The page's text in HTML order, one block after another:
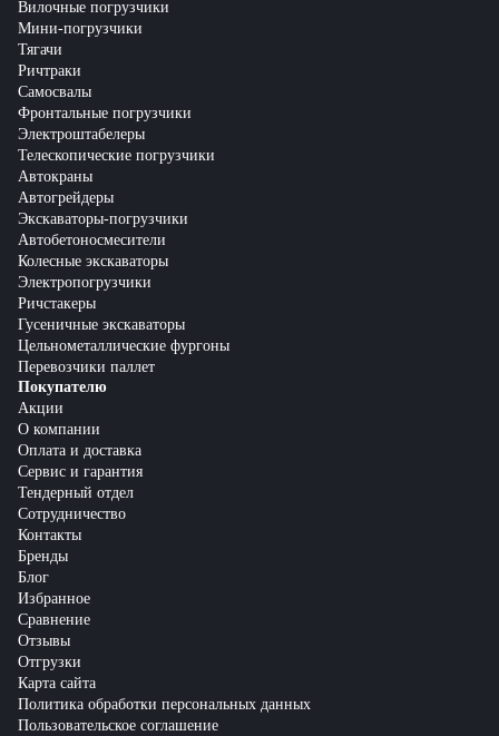
Вилочные погрузчики
Мини-погрузчики
Тягачи
Ричтраки
Самосвалы
Фронтальные погрузчики
Электроштабелеры
Телескопические погрузчики
Автокраны
Автогрейдеры
Экскаваторы-погрузчики
Автобетоносмесители
Колесные экскаваторы
Электропогрузчики
Ричстакеры
Гусеничные экскаваторы
Цельнометаллические фургоны
Перевозчики паллет
Покупателю
Акции
О компании
Оплата и доставка
Сервис и гарантия
Тендерный отдел
Сотрудничество
Контакты
Бренды
Блог
Избранное
Сравнение
Отзывы
Отгрузки
Карта сайта
Политика обработки персональных данных
Пользовательское соглашение